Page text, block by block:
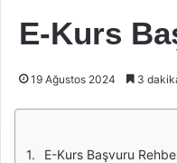
E-Kurs
19 Ağustos 2024 3
E-Kurs Başvuru Rehberi: